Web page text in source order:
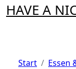
HAVE A
Start Essen